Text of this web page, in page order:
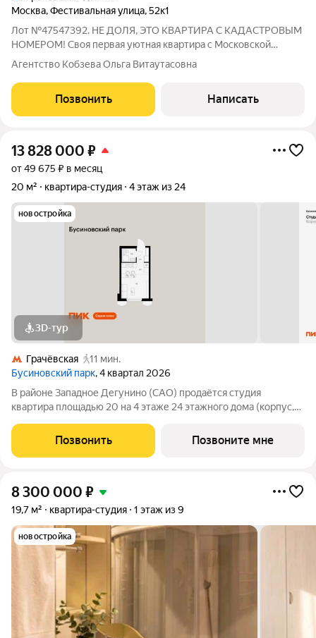
Москва,Фестивальная улица,52к1
Лот №47547392. НЕ ДОЛЯ, ЭТО КВАРТИРА С КАДАСТРОВЫМ
НОМЕРОМ! Своя первая уютная квартира с Московской
пропиской на севере Москвы. За счёт двух больших окон
создаётся ощущение большего пространства и позволяет
визуально разделить квартиру на
Агентство Кобзева Ольга Витаутасовна
Позвонить Написать
13 828 000 ₽
от 49 675 ₽ в месяц
20 м²
квартира-студия 4 этаж из 24
новостройка
3D-тур
Грачёвская
11 мин.
Бусиновский парк, 4 квартал 2026
В районе Западное Дегунино (САО) продаётся студия
квартира площадью 20 на 4 этаже 24 этажного дома (корпус,
расположение: 20 минут пешком до станций метро «Ховрино»
и 15 минут от МЦД «Грачёвская». 5
Позвонить Позвоните мне
8 300 000 ₽
19,7 м² квартира-студия 1 этаж из 9
новостройка